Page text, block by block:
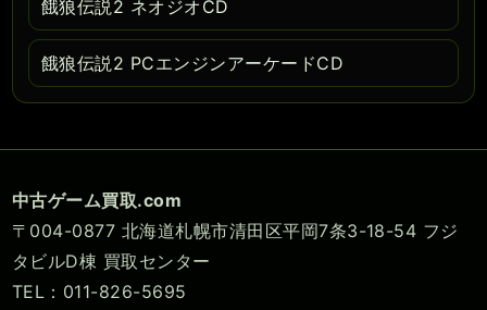
餓狼伝説2 ネオジオCD
餓狼伝説2 PCエンジンアーケードCD
中古ゲーム買取.com
〒004-0877 北海道札幌市清田区平岡7条3-18-54 フジ
タビルD棟 買取センター
TEL：011-826-5695